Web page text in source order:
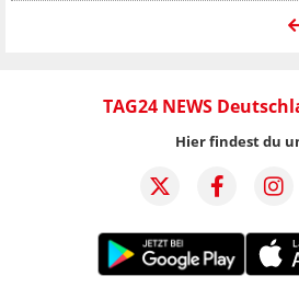
TAG24 NEWS
Hier findest du